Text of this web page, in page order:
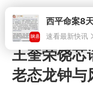
王奎荣饶芯
老态龙钟与